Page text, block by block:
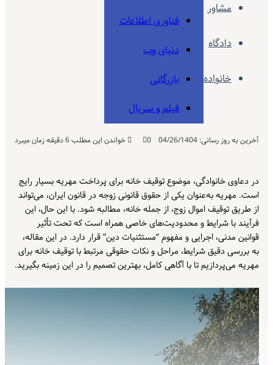
مشاور
دادگاه
خانواده
فناوری اطلاعات
دنیای وب
بازرگانی
فیلم و سریال
آخرین به روز رسانی: 04/26/1404 0 خواندن این مطلب 6 دقیقه زمان میبرد
در دعاوی خانوادگی، موضوع توقیف خانه برای پرداخت مهریه بسیار رایج
است. مهریه به‌عنوان یکی از حقوق قانونی زوجه در قانون ایران، می‌تواند
از طریق توقیف اموال زوج، از جمله خانه، مطالبه شود. با این حال، این
فرآیند با شرایط و محدودیت‌های خاصی همراه است که تحت تأثیر
قوانین مدنی، اجرایی و مفهوم “مستثنیات دین” قرار دارد. در این مقاله،
به بررسی دقیق شرایط، مراحل و نکات حقوقی مرتبط با توقیف خانه برای
مهریه می‌پردازیم تا با آگاهی کامل، بهترین تصمیم را در این زمینه بگیرید.